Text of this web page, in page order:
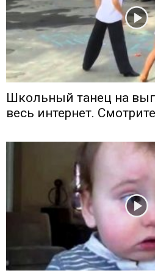
Школьный танец на
весь интернет.